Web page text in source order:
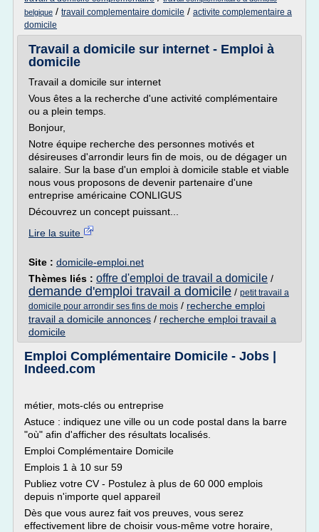
belgique / travail complementaire domicile / activite complementaire a
domicile
Travail a domicile sur internet - Emploi à
domicile
Travail a domicile sur internet
Vous êtes a la recherche d'une activité complémentaire
ou a plein temps.
Bonjour,
Notre équipe recherche des personnes motivés et
désireuses d'arrondir leurs fin de mois, ou de dégager un
salaire. Sur la base d'un emploi à domicile stable et viable
nous vous proposons de devenir partenaire d'une
entreprise américaine CONLIGUS
Découvrez un concept puissant...
Lire la suite
Site : domicile-emploi.net
Thèmes liés : offre d'emploi de travail a domicile /
demande d'emploi travail a domicile / petit travail a
domicile pour arrondir ses fins de mois / recherche emploi
travail a domicile annonces / recherche emploi travail a
domicile
Emploi Complémentaire Domicile - Jobs |
Indeed.com
métier, mots-clés ou entreprise
Astuce : indiquez une ville ou un code postal dans la barre
"où" afin d'afficher des résultats localisés.
Emploi Complémentaire Domicile
Emplois 1 à 10 sur 59
Publiez votre CV - Postulez à plus de 60 000 emplois
depuis n'importe quel appareil
Dès que vous aurez fait vos preuves, vous serez
effectivement libre de choisir vous-même votre horaire,